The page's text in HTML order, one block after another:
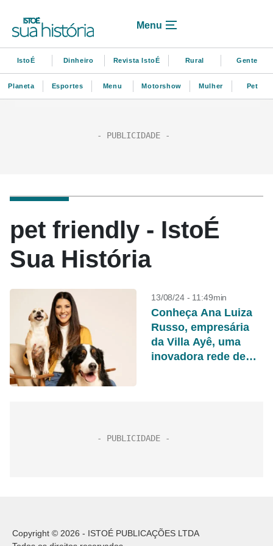
Menu
IstoÉ Dinheiro Revista IstoÉ Rural Gente
Planeta Esportes Menu Motorshow Mulher Pet
pet friendly - IstoÉ
Sua História
13/08/24 - 11:49min
Conheça Ana Luiza
Russo, empresária
da Villa Ayê, uma
inovadora rede de
Copyright © 2026 - ISTOÉ PUBLICAÇÕES LTDA